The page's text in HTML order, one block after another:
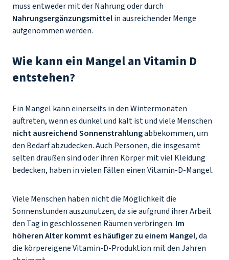
muss entweder mit der Nahrung oder durch
Nahrungsergänzungsmittelin ausreichender Menge
aufgenommen werden.
Wie kann ein Mangel an Vitamin D
entstehen?
Ein Mangel kann einerseits in den Wintermonaten
auftreten, wenn es dunkel und kalt ist und viele Menschen
nicht ausreichend Sonnenstrahlungabbekommen, um
den Bedarf abzudecken. Auch Personen, die insgesamt
selten draußen sind oder ihren Körper mit viel Kleidung
bedecken, haben in vielen Fällen einen Vitamin-D-Mangel.
Viele Menschen haben nicht die Möglichkeit die
Sonnenstunden auszunutzen, da sie aufgrund ihrer Arbeit
den Tag in geschlossenen Räumen verbringen. Im
höheren Alter kommt es häufiger zu einem Mangel, da
die körpereigene Vitamin-D-Produktion mit den Jahren